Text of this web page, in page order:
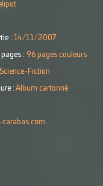
: 14/11/2007
: 96 pages couleurs
Science-Fiction
: Album cartonné